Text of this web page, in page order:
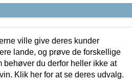
ville give deres kunder
lande, og prøve de forskellige
behøver du derfor heller ikke at
Klik her for at se deres udvalg.